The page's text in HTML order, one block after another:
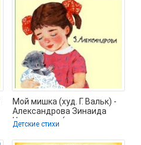
Мой мишка (худ. Г. Вальк) -
Александрова Зинаида
Николаевна (читаем книги
TXT) 📗
Детские стихи